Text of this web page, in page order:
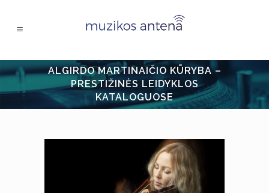
ALGIRDO MARTINAIČIO KŪRYBA –
PRESTIŽINĖS LEIDYKLOS
KATALOGUOSE